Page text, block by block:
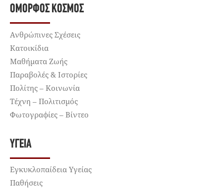
ΌΜΟΡΦΟΣ ΚΌΣΜΟΣ
Ανθρώπινες Σχέσεις
Κατοικίδια
Μαθήματα Ζωής
Παραβολές & Ιστορίες
Πολίτης – Κοινωνία
Τέχνη – Πολιτισμός
Φωτογραφίες – Βίντεο
ΥΓΕΊΑ
Εγκυκλοπαίδεια Υγείας
Παθήσεις